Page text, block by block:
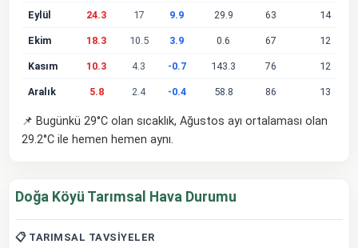
Eylül 24.3 17 9.9 29.9 63 14
Ekim 18.3 10.5 3.9 0.6 67 12
Kasım 10.3 4.3 -0.7 143.3 76 12
Aralık 5.8 2.4 -0.4 58.8 86 13
📌 Bugünkü 29°C olan sıcaklık, Ağustos ayı ortalaması olan
29.2°C ile hemen hemen aynı.
Doğa Köyü Tarımsal Hava Durumu
📋 TARIMSAL TAVSIYELER